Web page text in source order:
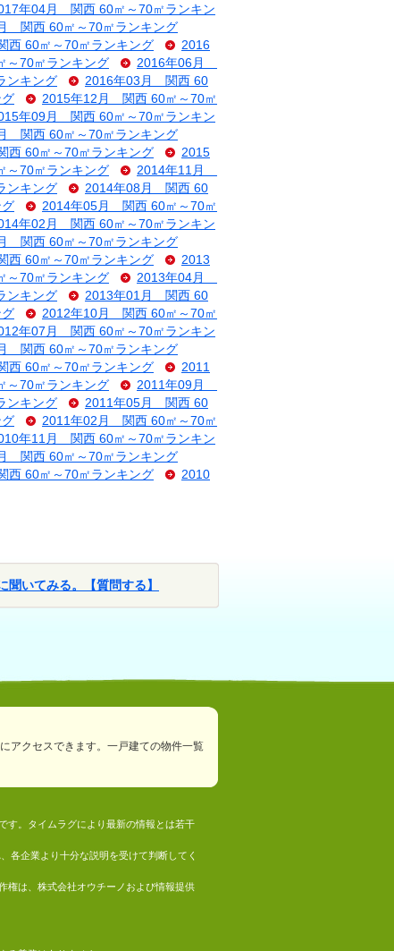
年04月 関西 60㎡～70㎡ランキン
関西 60㎡～70㎡ランキング
60㎡～70㎡ランキング
2016
70㎡ランキング
2016年06月
ンキング
2016年03月 関西 60
2015年12月 関西 60㎡～70㎡
年09月 関西 60㎡～70㎡ランキン
関西 60㎡～70㎡ランキング
60㎡～70㎡ランキング
2015
70㎡ランキング
2014年11月
ンキング
2014年08月 関西 60
2014年05月 関西 60㎡～70㎡
年02月 関西 60㎡～70㎡ランキン
関西 60㎡～70㎡ランキング
60㎡～70㎡ランキング
2013
70㎡ランキング
2013年04月
ンキング
2013年01月 関西 60
2012年10月 関西 60㎡～70㎡
年07月 関西 60㎡～70㎡ランキン
関西 60㎡～70㎡ランキング
60㎡～70㎡ランキング
2011
70㎡ランキング
2011年09月
ンキング
2011年05月 関西 60
2011年02月 関西 60㎡～70㎡
年11月 関西 60㎡～70㎡ランキン
関西 60㎡～70㎡ランキング
60㎡～70㎡ランキング
2010
聞いてみる。【質問する】
アクセスできます。一戸建ての物件一覧
す。タイムラグにより最新の情報とは若干
各企業より十分な説明を受けて判断してく
権は、株式会社オウチーノおよび情報提供